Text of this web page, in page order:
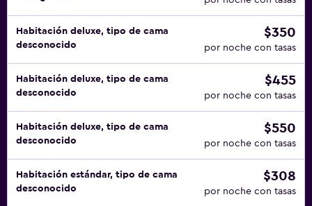
Habitación deluxe, tipo de cama
desconocido
$350
por noche con tasas
Habitación deluxe, tipo de cama
desconocido
$455
por noche con tasas
Habitación deluxe, tipo de cama
desconocido
$550
por noche con tasas
Habitación estándar, tipo de cama
desconocido
$308
por noche con tasas